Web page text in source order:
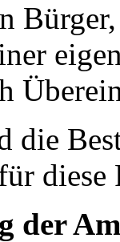
Bürger,
die
diese
der